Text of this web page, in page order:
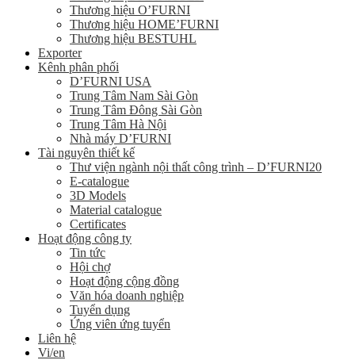
Thương hiệu O’FURNI
Thương hiệu HOME’FURNI
Thương hiệu BESTUHL
Exporter
Kênh phân phối
D’FURNI USA
Trung Tâm Nam Sài Gòn
Trung Tâm Đông Sài Gòn
Trung Tâm Hà Nội
Nhà máy D’FURNI
Tài nguyên thiết kế
Thư viện ngành nội thất công trình – D’FURNI20
E-catalogue
3D Models
Material catalogue
Certificates
Hoạt động công ty
Tin tức
Hội chợ
Hoạt động cộng đồng
Văn hóa doanh nghiệp
Tuyển dụng
Ứng viên ứng tuyển
Liên hệ
Vi/en